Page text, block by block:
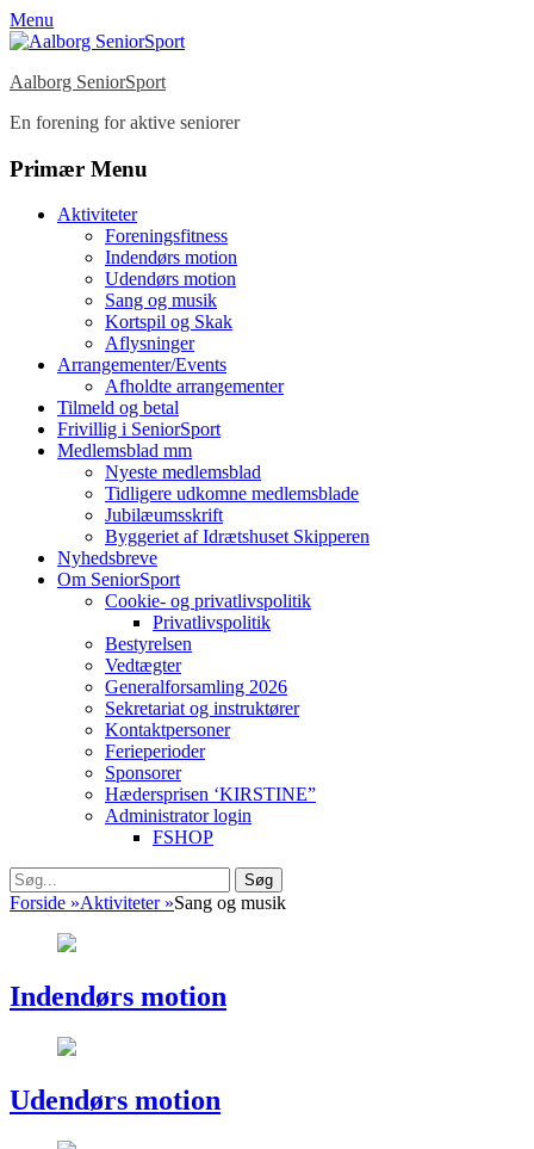
Menu
Aalborg SeniorSport
En forening for aktive seniorer
Facebook
Instagram
Primær Menu
Spring Aktiviteter
Foreningsfitness
Indendørs motion
Udendørs motion
Sang og musik
Kortspil og Skak
Aflysninger
Arrangementer/Events
Afholdte arrangementer
Tilmeld og betal
Frivillig i SeniorSport
Medlemsblad mm
Nyeste medlemsblad
Tidligere udkomne medlemsblade
Jubilæumsskrift
Byggeriet af Idrætshuset Skipperen
Nyhedsbreve
Om SeniorSport
Cookie- og privatlivspolitik
Privatlivspolitik
Bestyrelsen
Vedtægter
Generalforsamling 2026
Sekretariat og instruktører
Kontaktpersoner
Ferieperioder
Sponsorer
Hædersprisen ‘KIRSTINE”
Administrator login
FSHOP
Søg
Søg
efter:
Forside »Aktiviteter »Sang og musik
Indendørs motion
Udendørs motion